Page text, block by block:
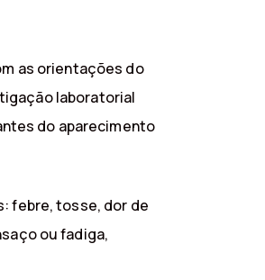
as orientações do
laboratorial
do aparecimento
febre, tosse, dor de
ou fadiga,